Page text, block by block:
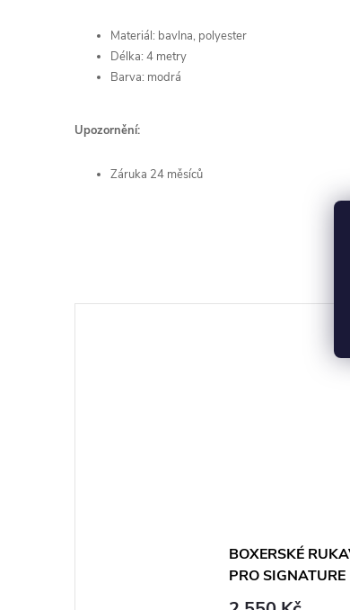
Materiál: bavlna, polyester
Délka: 4 metry
Barva: modrá
Upozornění:
Záruka 24 měsíců
BOXERSKÉ
PRO
BÍLÉ